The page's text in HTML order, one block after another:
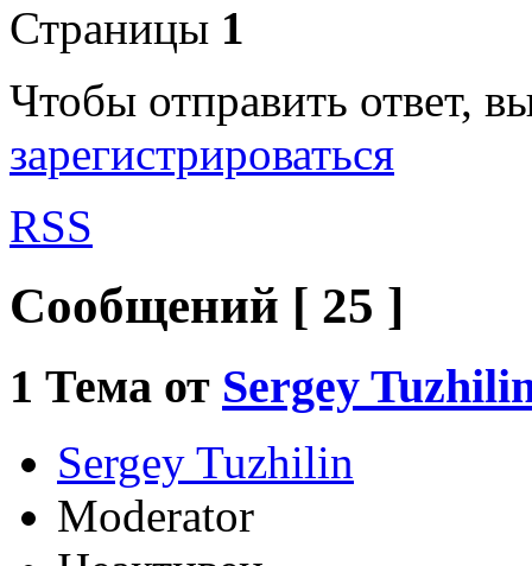
Страницы 1
Чтобы отправить ответ,
зарегистрироваться
RSS
Сообщений [ 25 ]
1 Тема от Sergey
Sergey Tuzhilin
Moderator